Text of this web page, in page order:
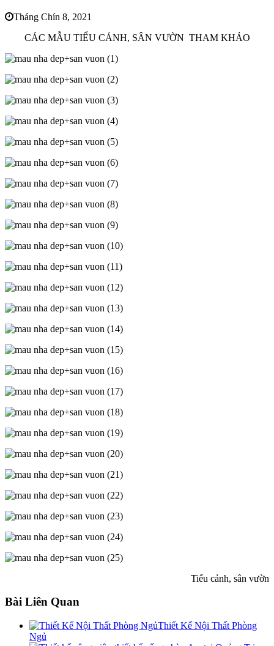
Tháng Chín 8, 2021
CÁC MẪU TIỂU CẢNH, SÂN VƯỜN THAM KHẢO
Tiểu cảnh, sân vườn
Bài Liên Quan
Thiết Kế Nội Thất Phòng
Ngủ